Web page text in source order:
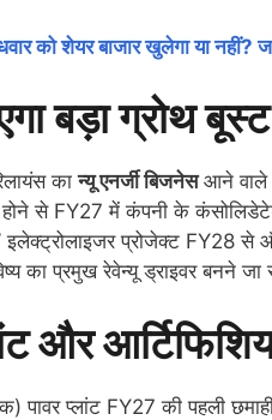
को शेयर बाजार खुलेगा या नहीं?
बड़ा ग्रोथ बूस्ट
कान्यू एनर्जी बिजनेसआने वाले
से FY27 में कंपनी के
प्रोजेक्ट FY28 से
का प्रमुख रेवेन्यू ड्राइवर बनने जा
और
पावर प्लांट FY27 की पहली